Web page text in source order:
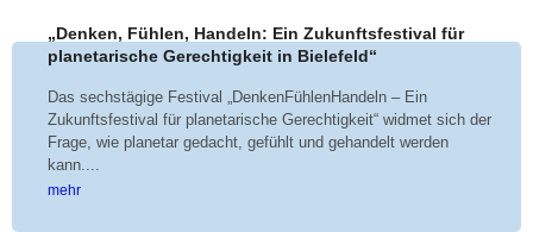
„Denken, Fühlen, Handeln: Ein Zukunftsfestival für
planetarische Gerechtigkeit in Bielefeld“
Das sechstägige Festival „DenkenFühlenHandeln – Ein
Zukunftsfestival für planetarische Gerechtigkeit“ widmet sich der
Frage, wie planetar gedacht, gefühlt und gehandelt werden
kann....
mehr